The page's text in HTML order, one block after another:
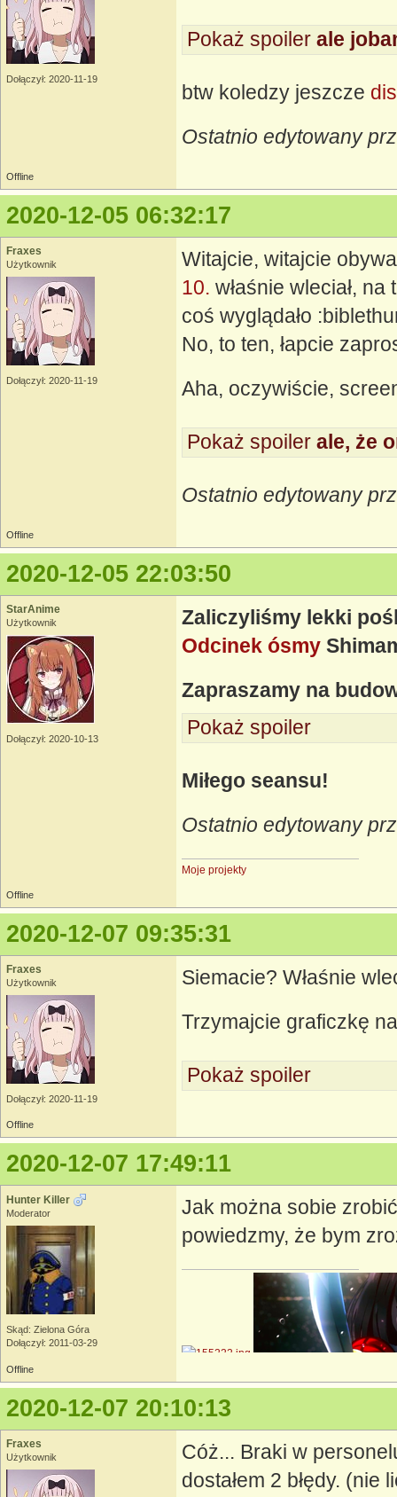
Dołączył: 2020-11-19
Pokaż spoiler ale
btw koledzy jeszcze
Ostatnio edytowany
Offline
2020-12-05 06:32:17
Fraxes
Użytkownik
Dołączył: 2020-11-19
Witajcie, witajcie
10. właśnie wleciał,
coś wyglądało
No, to ten, łapcie
Aha, oczywiście,
Pokaż spoiler ale, że
Ostatnio edytowany
Offline
2020-12-05 22:03:50
StarAnime
Użytkownik
Dołączył: 2020-10-13
Zaliczyliśmy lekki
Odcinek ósmy
Zapraszamy na
Pokaż spoiler
Miłego seansu!
Ostatnio edytowany
Moje projekty
Offline
2020-12-07 09:35:31
Fraxes
Użytkownik
Dołączył: 2020-11-19
Siemacie? Właśnie
Trzymajcie graficzkę
Pokaż spoiler
Offline
2020-12-07 17:49:11
Hunter Killer
Moderator
Skąd: Zielona Góra
Dołączył: 2011-03-29
Jak można sobie
powiedzmy, że bym
Offline
2020-12-07 20:10:13
Fraxes
Użytkownik
Cóż... Braki w
dostałem 2 błędy.